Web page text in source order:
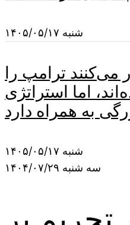
شنبه ۱۴۰۵/۰۵/۱۷
می‌کنند ترامپ را
اما استراتژی
به همراه دارد
شنبه ۱۴۰۵/۰۵/۱۷
سه شنبه ۱۴۰۴/۰۷/۲۹